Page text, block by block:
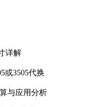
详解
或3505代换
与应用分析